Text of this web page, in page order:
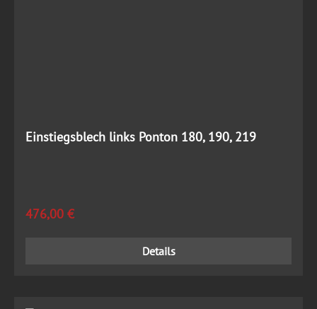
Einstiegsblech links Ponton 180, 190, 219
Regulärer Preis:
476,00 €
Details